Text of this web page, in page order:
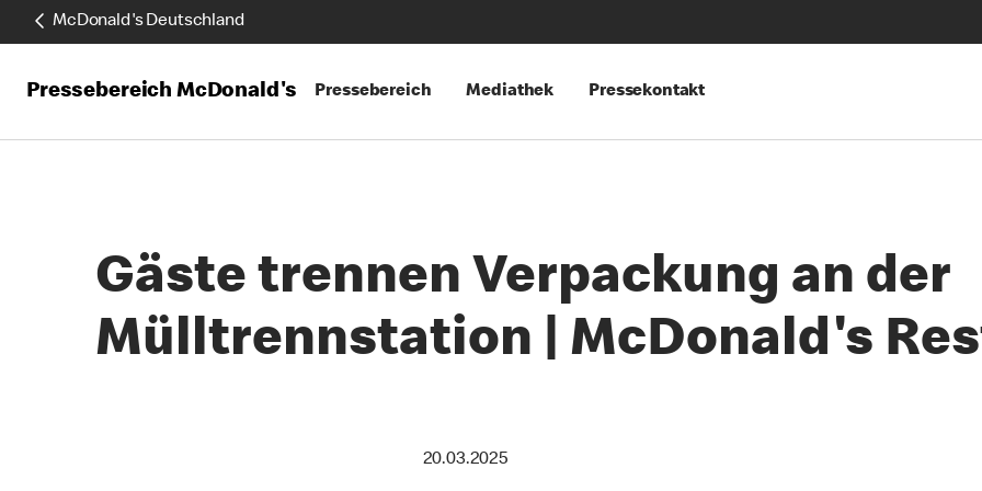
McDonald's Deutschland
Pressebereich McDonald's Pressebereich Mediathek Pressekontakt
Gäste trennen Verpackung an der
Mülltrennstation | McDonald's
20.03.2025